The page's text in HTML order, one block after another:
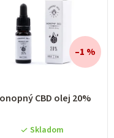
CBD olej 20%
Skladom
–1 %